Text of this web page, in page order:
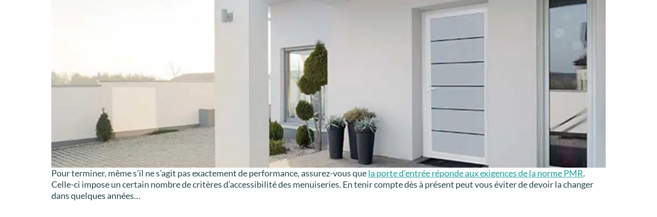
Pour terminer, même s’il ne s’agit pas exactement de performance, assurez-vous quela porte d’entrée réponde aux exigences de la norme PMR.
Celle-ci impose un certain nombre de critères d’accessibilité des menuiseries. En tenir compte dès à présent peut vous éviter de devoir la changer
dans quelques années…